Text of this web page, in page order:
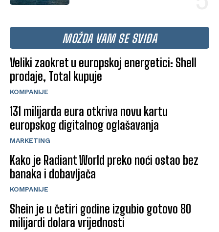
MOŽDA VAM SE SVIĐA
Veliki zaokret u europskoj energetici: Shell
prodaje, Total kupuje
KOMPANIJE
131 milijarda eura otkriva novu kartu
europskog digitalnog oglašavanja
MARKETING
Kako je Radiant World preko noći ostao bez
banaka i dobavljača
KOMPANIJE
Shein je u četiri godine izgubio gotovo 80
milijardi dolara vrijednosti